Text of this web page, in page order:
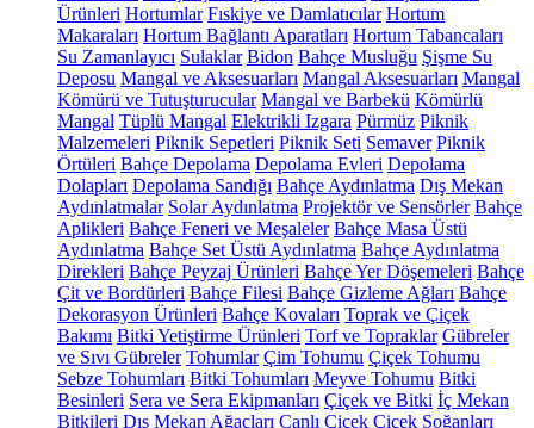
Ürünleri Hortumlar Fıskiye ve Damlatıcılar Hortum
Makaraları Hortum Bağlantı Aparatları Hortum Tabancaları
Su Zamanlayıcı Sulaklar Bidon Bahçe Musluğu Şişme Su
Deposu Mangal ve Aksesuarları Mangal Aksesuarları Mangal
Kömürü ve Tutuşturucular Mangal ve Barbekü Kömürlü
Mangal Tüplü Mangal Elektrikli Izgara Pürmüz Piknik
Malzemeleri Piknik Sepetleri Piknik Seti Semaver Piknik
Örtüleri Bahçe Depolama Depolama Evleri Depolama
Dolapları Depolama Sandığı Bahçe Aydınlatma Dış Mekan
Aydınlatmalar Solar Aydınlatma Projektör ve Sensörler Bahçe
Aplikleri Bahçe Feneri ve Meşaleler Bahçe Masa Üstü
Aydınlatma Bahçe Set Üstü Aydınlatma Bahçe Aydınlatma
Direkleri Bahçe Peyzaj Ürünleri Bahçe Yer Döşemeleri Bahçe
Çit ve Bordürleri Bahçe Filesi Bahçe Gizleme Ağları Bahçe
Dekorasyon Ürünleri Bahçe Kovaları Toprak ve Çiçek
Bakımı Bitki Yetiştirme Ürünleri Torf ve Topraklar Gübreler
ve Sıvı Gübreler Tohumlar Çim Tohumu Çiçek Tohumu
Sebze Tohumları Bitki Tohumları Meyve Tohumu Bitki
Besinleri Sera ve Sera Ekipmanları Çiçek ve Bitki İç Mekan
Bitkileri Dış Mekan Ağaçları Canlı Çiçek Çiçek Soğanları